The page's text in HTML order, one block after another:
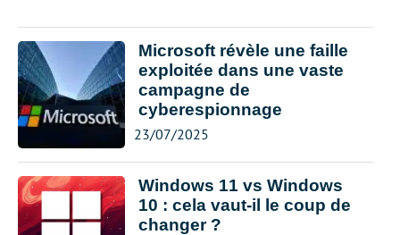
Microsoft révèle une faille
exploitée dans une vaste
campagne de
cyberespionnage
23/07/2025
Windows 11 vs Windows
10 : cela vaut-il le coup de
changer ?